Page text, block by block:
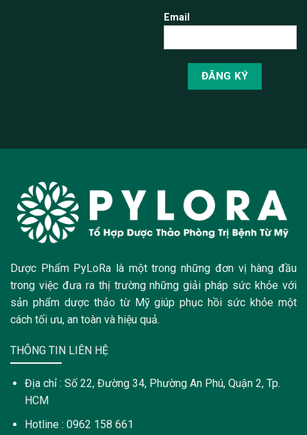
Email
Dược Phẩm PyLoRa là một trong những đơn vị hàng đầu
trong việc đưa ra thị trường những giải pháp sức khỏe với
sản phẩm dược thảo từ Mỹ giúp phục hồi sức khỏe một
cách tối ưu, an toàn và hiệu quả.
THÔNG TIN LIÊN HỆ
Địa chỉ : Số 22, Đường 34, Phường An Phú, Quận 2, Tp.
HCM
Hotline : 0962 158 661